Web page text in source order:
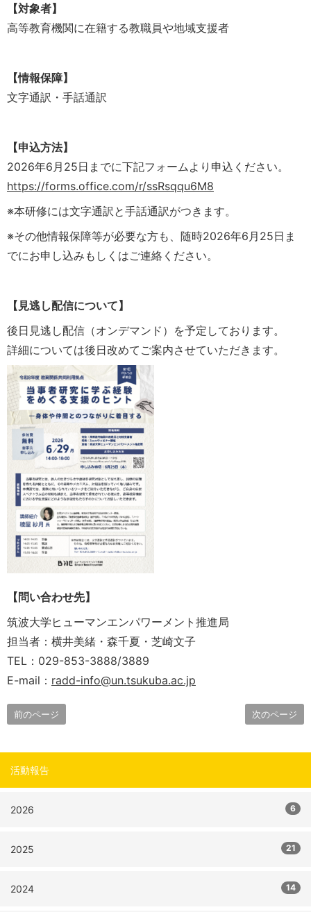
【対象者】
高等教育機関に在籍する教職員や地域支援者
【情報保障】
文字通訳・手話通訳
【申込方法】
2026年6月25日までに下記フォームより申込ください。
https://forms.office.com/r/ssRsqqu6M8
※本研修には文字通訳と手話通訳がつきます。
※その他情報保障等が必要な方も、随時2026年6月25日ま
でにお申し込みもしくはご連絡ください。
【見逃し配信について】
後日見逃し配信（オンデマンド）を予定しております。
詳細については後日改めてご案内させていただきます。
【問い合わせ先】
筑波大学ヒューマンエンパワーメント推進局
担当者：横井美緒・森千夏・芝崎文子
TEL：029-853-3888/3889
E-mail： radd-info@un.tsukuba.ac.jp
前のページ 次のページ
活動報告
2026 6
2025 21
2024 14